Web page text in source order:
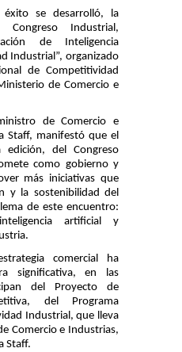
éxito se desarrolló, la
Industrial,
de Inteligencia
Industrial”, organizado
de Competitividad
de Comercio e
de Comercio e
Staff, manifestó que el
del Congreso
como gobierno y
más iniciativas que
y la sostenibilidad del
de este encuentro:
artificial y
comercial ha
significativa, en las
del Proyecto de
del Programa
Industrial, que lleva
Comercio e Industrias,
Staff.